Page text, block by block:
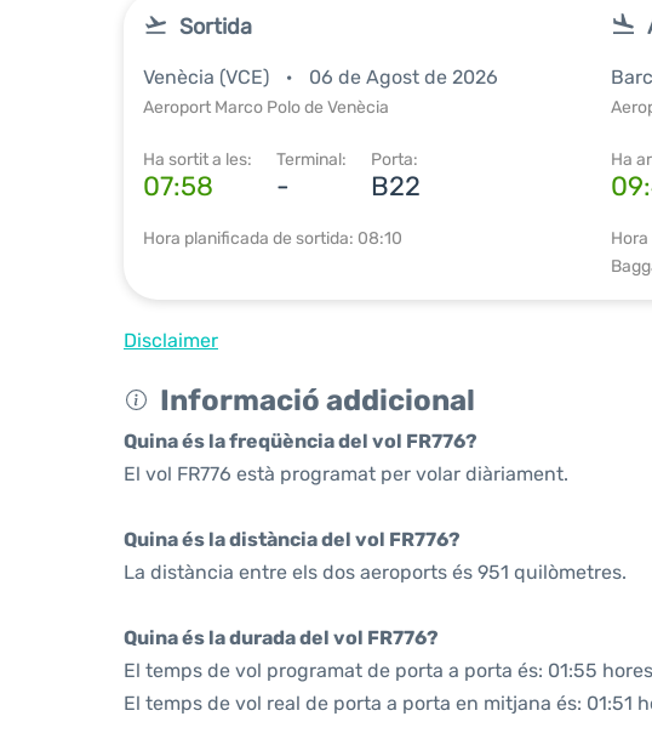
Sortida
Venècia (VCE) 06 de Agost de 2026
Aeroport Marco Polo de Venècia
Ha sortit a les:
07:58
Terminal:
-
Porta:
B22
Hora planificada de sortida: 08:10
Ha
Disclaimer
Informació addicional
Quina és la freqüència del vol FR776?
El vol FR776 està programat per volar diàriament.
Quina és la distància del vol FR776?
La distància entre els dos aeroports és 951 quilòmetres.
Quina és la durada del vol FR776?
El temps de vol programat de porta a porta és: 01:55
El temps de vol real de porta a porta en mitjana és: 01:51